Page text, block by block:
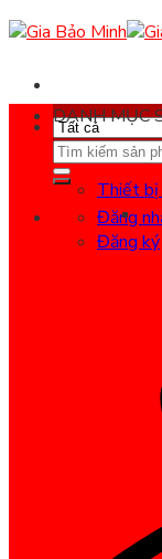
Skip
to
Search
for:
Đăng
Đăng ký
DANH MỤC
Thiết bị